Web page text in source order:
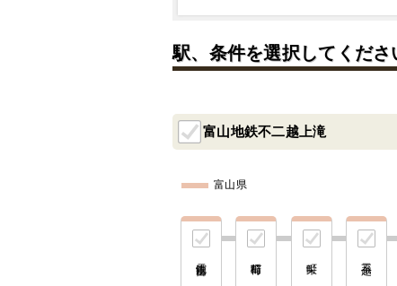
駅、条件を選択してくださ
富山地鉄不二越上滝
富山県